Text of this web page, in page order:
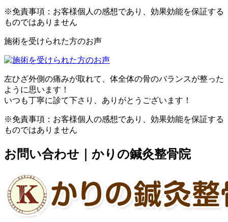
※免責事項：お客様個人の感想であり、効果効能を保証する
ものではありません
施術を受けられた方のお声
左ひざ外側の痛みが取れて、体全体の骨のバランスが整った
ように思います！
いつも丁寧に診て下さり、ありがとうございます！
※免責事項：お客様個人の感想であり、効果効能を保証する
ものではありません
お問い合わせ｜かりの鍼灸整骨院